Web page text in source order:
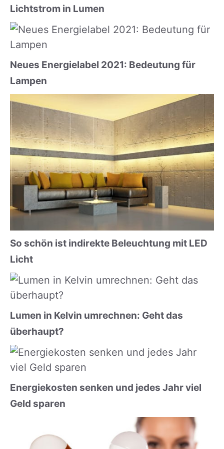
Lichtstrom in Lumen
Neues Energielabel 2021: Bedeutung für
Lampen
So schön ist indirekte Beleuchtung mit LED
Licht
Lumen in Kelvin umrechnen: Geht das
überhaupt?
Energiekosten senken und jedes Jahr viel
Geld sparen